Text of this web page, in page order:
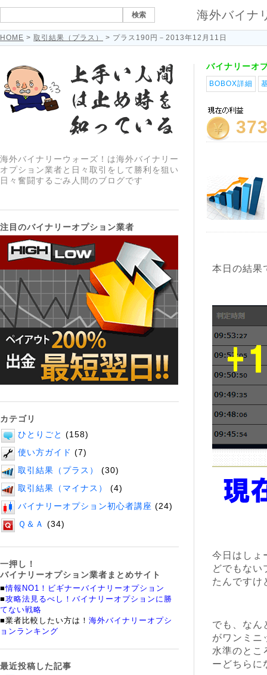
海外バイナ
HOME > 取引結果（プラス） > プラス190円－2013年12月11日
バイナリーオ
BOBOX詳細
本日の結果
今日はしょ
どでもない
たんですけ
でも、なん
がワンミニ
水準のとこ
ーどちらに
海外バイナリーウォーズ！は海外バイナリー
オプション業者と日々取引をして勝利を狙い
日々奮闘するごみ人間のブログです
注目のバイナリーオプション業者
カテゴリ
ひとりごと (158)
使い方ガイド (7)
取引結果（プラス）
(30)
取引結果（マイナス）
(4)
バイナリーオプション初心者講座 (24)
Ｑ＆Ａ (34)
一押し！
バイナリーオプション業者まとめサイト
■情報NO1！ビギナーバイナリーオプション
■攻略法見るべし！バイナリーオプションに勝
てない戦略
■業者比較したい方は！ 海外バイナリーオプシ
ョンランキング
最近投稿した記事